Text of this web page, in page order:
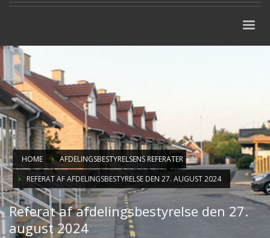
HOME
AFDELINGSBESTYRELSENS REFERATER
REFERAT AF AFDELINGSBESTYRELSE DEN 27. AUGUST 2024
Referat af afdelingsbestyrelse den 27.
august 2024